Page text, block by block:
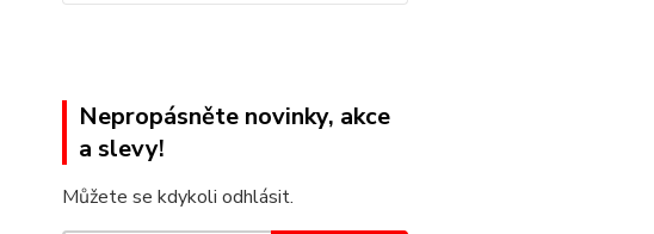
Nepropásněte novinky, akce
a slevy!
Můžete se kdykoli odhlásit.